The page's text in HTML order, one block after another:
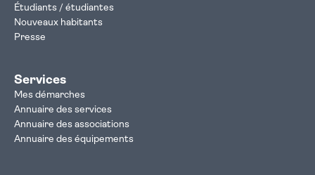
Étudiants / étudiantes
Nouveaux habitants
Presse
Services
Mes démarches
Annuaire des services
Annuaire des associations
Annuaire des équipements